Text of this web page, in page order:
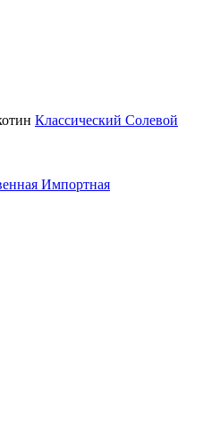
Классический Солевой
Импортная